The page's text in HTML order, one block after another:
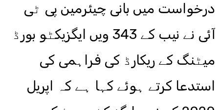
درخواست میں بانی چیئرمین پی ٹی
آئی نے نیب کے 343 ویں ایگزیکٹو بورڈ
میٹنگ کے ریکارڈ کی فراہمی کی
استدعا کرتے ہوئے کہا ہے کہ اپریل